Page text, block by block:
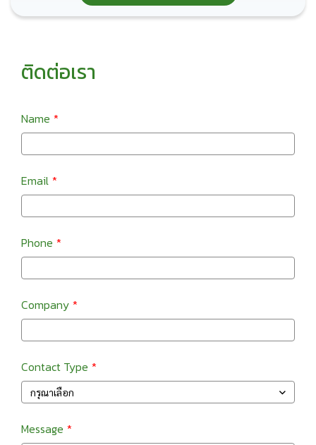
ติดต่อเรา
Name
Email
Phone
Company
Contact Type
กรุณาเลือก
Message